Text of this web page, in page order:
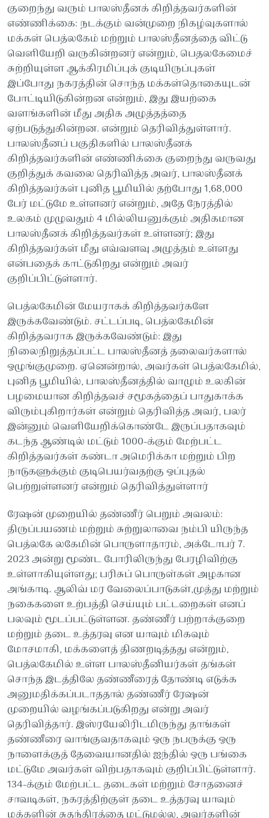
குறைந்து வரும் பாலஸ்தீனக் கிறித்தவர்களின்
எண்ணிக்கை: நடக்கும் வன்முறை நிகழ்வுகளால்
மக்கள் பெத்லகேம் மற்றும் பாலஸ்தீனத்தை விட்டு
வெளியேறி வருகின்றனர் என்றும், பெதலகேமைச்
சுற்றியுள்ள ஆக்கிரமிப்புக் குடியிருப்புகள்
இப்போது நகரத்தின் சொந்த மக்கள்தொகையுடன்
போட்டியிடுகின்றன என்றும், இது இயற்கை
வளங்களின் மீது அதிக அழுத்தத்தை
ஏற்படுத்துகின்றன. என்றும் தெரிவித்துள்ளார்.
பாலஸ்தீனப் பகுதிகளில் பாலஸ்தீனக்
கிறித்தவர்களின் எண்ணிக்கை குறைந்து வருவது
குறித்துக் கவலை தெரிவித்த அவர், பாலஸ்தீனக்
கிறித்தவர்கள் புனித பூமியில் தற்போது 1,68,000
பேர் மட்டுமே உள்ளனர் என்றும், அதே நேரத்தில்
உலகம் முழுவதும் 4 மில்லியனுக்கும் அதிகமான
பாலஸ்தீனக் கிறித்தவர்கள் உள்ளனர்; இது
கிறித்தவர்கள் மீது எவ்வளவு அழுத்தம் உள்ளது
என்பதைக் காட்டுகிறது என்றும் அவர்
குறிப்பிட்டுள்ளார்.
பெத்லகேமின் மேயராகக் கிறித்தவர்களே
இருக்கவேண்டும். சட்டப்படி, பெத்லகேமின்
கிறித்தவராக இருக்கவேண்டும்: இது
நிலைநிறுத்தப்பட்ட பாலஸ்தீனத் தலைவர்களால்
ஒழுங்குமுறை. ஏனென்றால், அவர்கள் பெத்லகேமில்,
புனித பூமியில், பாலஸ்தீனத்தில் வாழும் உலகின்
பழமையான கிறித்தவச் சமூகத்தைப் பாதுகாக்க
விரும்புகிறார்கள் என்றும் தெரிவித்த அவர், பலர்
இன்னும் வெளியேறிக்கொண்டே இருப்பதாகவும்
கடந்த ஆண்டில் மட்டும் 1000-க்கும் மேற்பட்ட
கிறித்தவர்கள் கண்டா அமெரிக்கா மற்றும் பிற
நாடுகளுக்கும் குடிபெயர்வதற்கு ஒப்புதல்
பெற்றுள்ளனர் என்றும் தெரிவித்துள்ளார்
ரேஷன் முறையில் தண்ணீர் பெறும் அவலம்:
திருப்பயணம் மற்றும் சுற்றுலாவை நம்பி யிருந்த
பெத்லகே லகேமின் பொருளாதாரம், அக்டோபர் 7.
2023 அன்று மூண்ட போரிலிருந்து பேரழிவிற்கு
உள்ளாகியுள்ளது; பரிசுப் பொருள்கள் அழகான
அங்காடி. ஆலிவ் மர வேலைப்பாடுகள்,முத்து மற்றும்
நகைகளை உற்பத்தி செய்யும் பட்டறைகள் எனப்
பலவும் மூடப்பட்டுள்ளன. தண்ணீர் பற்றாக்குறை
மற்றும் தடை உத்தரவு என யாவும் மிகவும்
மோசமாகி, மக்களைத் திணறடித்தது என்றும்,
பெத்லகேமில் உள்ள பாலஸ்தீனியர்கள் தங்கள்
சொந்த இடத்திலே தண்ணீரைத் தோண்டி எடுக்க
அனுமதிக்கப்படாததால் தண்ணீர் ரேஷன்
முறையில் வழங்கப்படுகிறது என்று அவர்
தெரிவித்தார். இஸ்ரயேலிரிடமிருந்து தாங்கள்
தண்ணீரை வாங்குவதாகவும் ஒரு நபருக்கு ஒரு
நாளைக்குத் தேவையானதில் ஐந்தில் ஒரு பங்கை
மட்டுமே அவர்கள் விற்பதாகவும் குறிப்பிட்டுள்ளார்.
134-க்கும் மேற்பட்ட தடைகள் மற்றும் சோதனைச்
சாவடிகள், நகரத்திற்குள் தடை உத்தரவு யாவும்
மக்களின் சுதந்திரத்தை மட்டுமல்ல, அவர்களின்